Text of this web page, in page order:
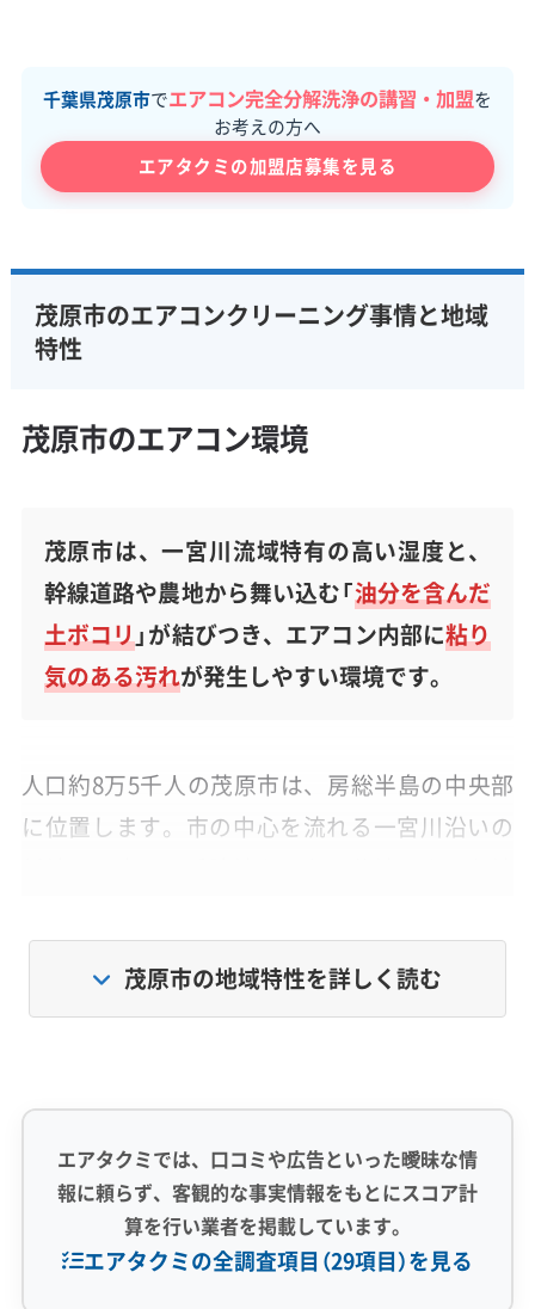
千葉県茂原市でエアコン完全分解洗浄の講習・加盟を
お考えの方へ
エアタクミの加盟店募集を見る
茂原市のエアコンクリーニング事情と地域
特性
茂原市のエアコン環境
茂原市は、一宮川流域特有の高い湿度と、
幹線道路や農地から舞い込む「油分を含んだ
土ボコリ」が結びつき、エアコン内部に粘り
気のある汚れが発生しやすい環境です。
人口約8万5千人の茂原市は、房総半島の中央部
に位置します。市の中心を流れる一宮川沿いの
この地形は、川や水田からの湿気が逃げにく
く、ジメジメした空気がこもりやすい原因にな
さらに、市内を走る国道128号・409号で渋滞時
に出る排気ガスには油分が含まれています。こ
れが窓や換気口から室内に入り、周辺の農地か
ら舞い込んだ土ボコリと混ざり合うことで、エ
茂原市の地域特性を詳しく読む
エアタクミでは、口コミや広告といった曖昧な情
報に頼らず、客観的な事実情報をもとにスコア計
算を行い業者を掲載しています。
エアタクミの全調査項目（29項目）を見る